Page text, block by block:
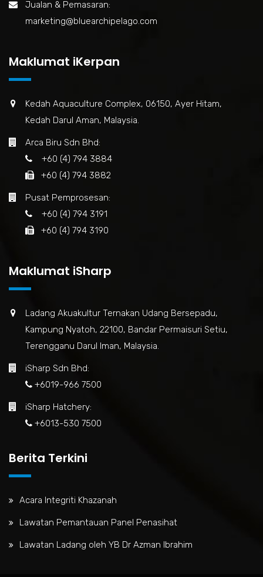
Jualan & Pemasaran:
marketing@bluearchipelago.com
Maklumat iKerpan
Kedah Aquaculture Complex, 06150, Ayer Hitam,
Kedah Darul Aman, Malaysia.
Arca Biru Sdn Bhd:
+60 (4) 794 3884
+60 (4) 794 3882
Pusat Pemprosesan:
+60 (4) 794 3191
+60 (4) 794 3190
Maklumat iSharp
Ladang Akuakultur Ternakan Udang Bersepadu,
Kampung Nyatoh, 22100, Bandar Permaisuri Setiu,
Terengganu Darul Iman, Malaysia.
iSharp Sdn Bhd:
+6019-966 7500
iSharp Hatchery:
+6013-530 7500
Berita Terkini
Acara Integriti Khazanah
Lawatan Pemantauan Panel Penasihat
Lawatan Ladang oleh YB Dr Azman Ibrahim